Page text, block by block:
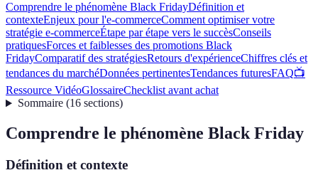
Comprendre le phénomène Black FridayDéfinition et
contexteEnjeux pour l'e-commerceComment optimiser votre
stratégie e-commerceÉtape par étape vers le succèsConseils
pratiquesForces et faiblesses des promotions Black
FridayComparatif des stratégiesRetours d'expérienceChiffres clés et
tendances du marchéDonnées pertinentesTendances futuresFAQ📺
Ressource VidéoGlossaireChecklist avant achat
Sommaire(16 sections)
Comprendre le phénomène Black Friday
Définition et contexte